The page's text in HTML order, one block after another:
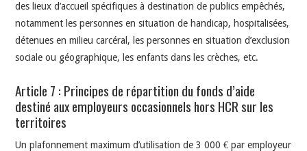
des lieux d’accueil spécifiques à destination de publics empêchés,
notamment les personnes en situation de handicap, hospitalisées,
détenues en milieu carcéral, les personnes en situation d’exclusion
sociale ou géographique, les enfants dans les crèches, etc.
Article 7 : Principes de répartition du fonds d’aide
destiné aux employeurs occasionnels hors HCR sur les
territoires
Un plafonnement maximum d’utilisation de 3 000 € par employeur